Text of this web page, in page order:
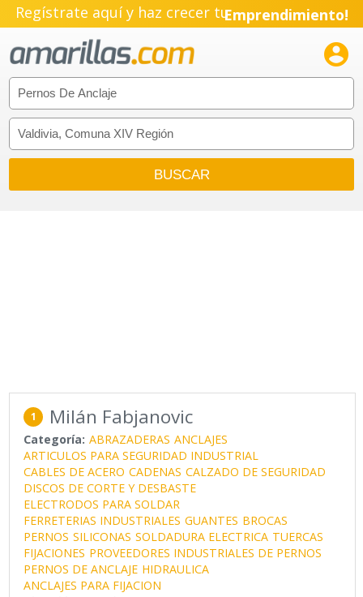
Regístrate aquí y haz crecer tuEmprendimiento!

1 Milán Fabjanovic
Categoría: ABRAZADERAS ANCLAJES
ARTICULOS PARA SEGURIDAD INDUSTRIAL
CABLES DE ACERO CADENAS CALZADO DE SEGURIDAD
DISCOS DE CORTE Y DESBASTE
ELECTRODOS PARA SOLDAR
FERRETERIAS INDUSTRIALES GUANTES BROCAS
PERNOS SILICONAS SOLDADURA ELECTRICA TUERCAS
FIJACIONES PROVEEDORES INDUSTRIALES DE PERNOS
PERNOS DE ANCLAJE HIDRAULICA
ANCLAJES PARA FIJACION